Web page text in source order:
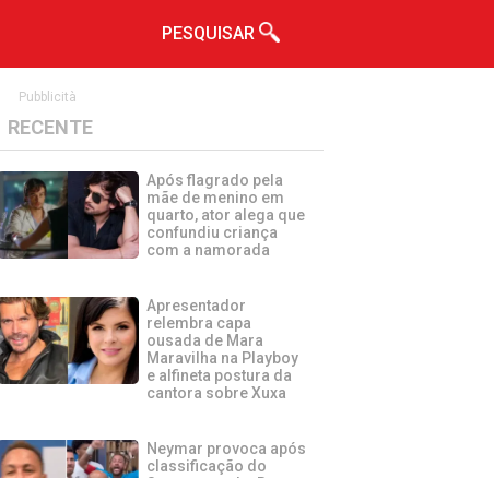
PESQUISAR
Pubblicità
RECENTE
Após flagrado pela
mãe de menino em
quarto, ator alega que
confundiu criança
com a namorada
Apresentador
relembra capa
ousada de Mara
Maravilha na Playboy
e alfineta postura da
cantora sobre Xuxa
Neymar provoca após
classificação do